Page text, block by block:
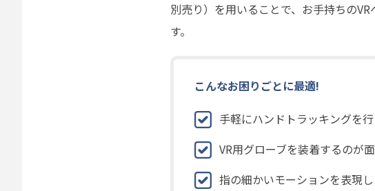
別売り）を用いることで、お手持ちの
す。
こんなお困りごとに最適!
手軽にハンドトラッキングを
VR用グローブを装着するのが
指の細かいモーションを表現